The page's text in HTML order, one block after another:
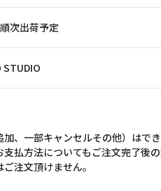
次出荷予定
STUDIO
、一部キャンセルその他）はでき
払方法についてもご注文完了後の
注文頂けません。